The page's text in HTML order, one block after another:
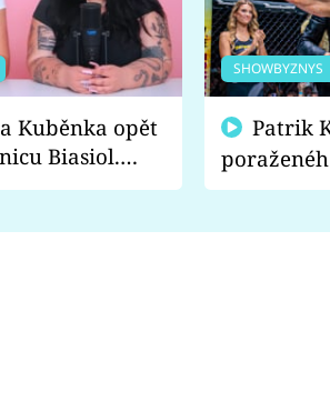
Kuběnka opět
Biasiol.
falešná a
SHOWBYZNYS
fanoušci